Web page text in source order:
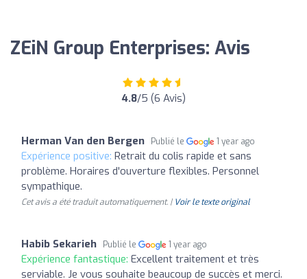
ZEiN Group Enterprises: Avis
4.8/5 (6 Avis)
Herman Van den Bergen Publié le 1 year ago
Expérience positive: Retrait du colis rapide et sans
problème. Horaires d'ouverture flexibles. Personnel
sympathique.
Cet avis a été traduit automatiquement. | Voir le texte original
Habib Sekarieh Publié le 1 year ago
Expérience fantastique: Excellent traitement et très
serviable. Je vous souhaite beaucoup de succès et merci.